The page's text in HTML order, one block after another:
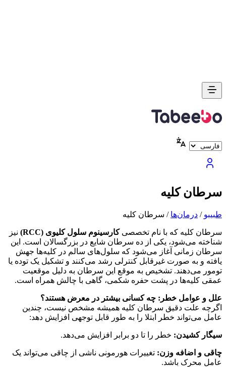
سرطان کلیه
طبیبو / درمان‌ها / سرطان کلیه
سرطان کلیه که با نام تخصصیکارسینوم سلول کلیوی (RCC)
نیز
شناخته می‌شود، یکی از ده سرطان شایع در بزرگسالان است. این
سرطان زمانی آغاز می‌شود که سلول‌های سالم در کلیه‌ها جهش
یافته و به صورت غیرقابل کنترلی رشد می‌کنند و تشکیل یک توده یا
تومور می‌دهند. تشخیص به موقع این سرطان به دلیل موقعیت
عمقی کلیه‌ها در پشت حفره شکمی، گاهی با چالش همراه است.
علل و عوامل خطر: چه کسانی بیشتر در معرض هستند؟
اگرچه علت دقیق سرطان کلیه همیشه مشخص نیست، چندین
عامل می‌تواند خطر ابتلا را به طور قابل توجهی افزایش دهد:
سیگار کشیدن: خطر را تا دو برابر افزایش می‌دهد.
چاقی و اضافه وزن: تغییرات هورمونی ناشی از چاقی می‌تواند یک
عامل محرک باشد.